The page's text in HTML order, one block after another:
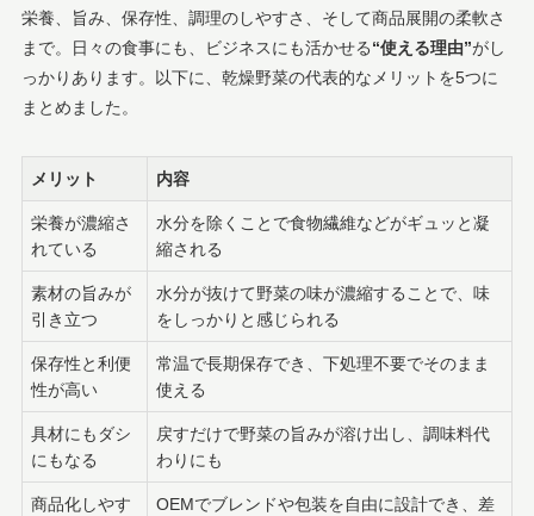
栄養、旨み、保存性、調理のしやすさ、そして商品展開の柔軟さ
まで。日々の食事にも、ビジネスにも活かせる“使える理由”がし
っかりあります。以下に、乾燥野菜の代表的なメリットを5つに
まとめました。
メリット 内容
栄養が濃縮さ
れている
水分を除くことで食物繊維などがギュッと凝
縮される
素材の旨みが
引き立つ
水分が抜けて野菜の味が濃縮することで、味
をしっかりと感じられる
保存性と利便
性が高い
常温で長期保存でき、下処理不要でそのまま
使える
具材にもダシ
にもなる
戻すだけで野菜の旨みが溶け出し、調味料代
わりにも
商品化しやす
OEMでブレンドや包装を自由に設計でき、差